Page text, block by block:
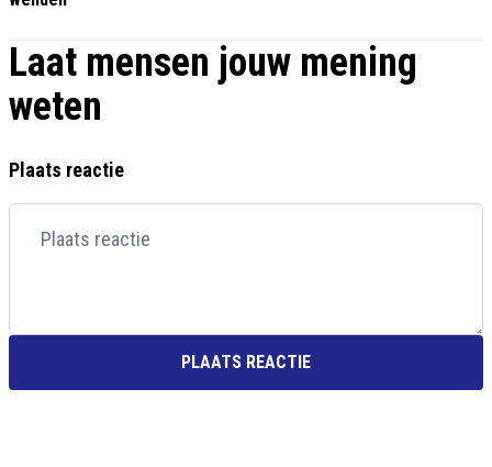
Laat mensen jouw mening
weten
Plaats reactie
PLAATS REACTIE